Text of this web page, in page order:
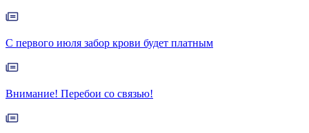
С первого июля забор крови будет платным
Внимание! Перебои со связью!